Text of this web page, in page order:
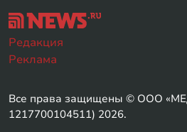
Редакция
Реклама
Все права защищены © ООО
1217700104511) 2026.